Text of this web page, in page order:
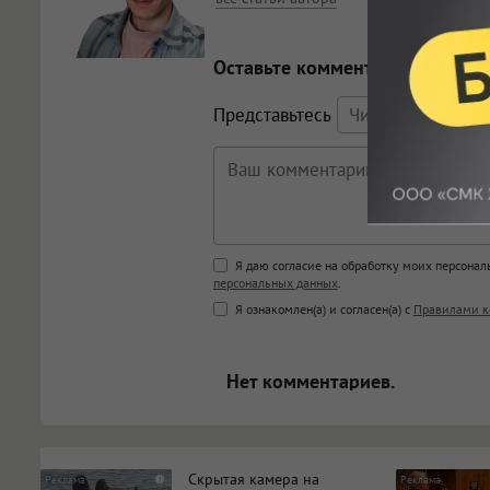
Оставьте комментарий
Представьтесь
Поддержка HTML
<b>, <strong>, <u>, <i>, <em>,
<blockquote>, <code>
Я даю согласие на обработку моих
персональных данных.
Я ознакомлен(а) и согласен(а) с Правилами
Нет комментариев.
i
Скрытая камера на